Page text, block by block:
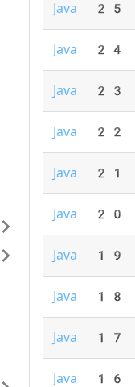
Java 25
Java 24
Java 23
Java 22
Java 21
Java 20
Java 19
Java 18
Java 17
Java 16